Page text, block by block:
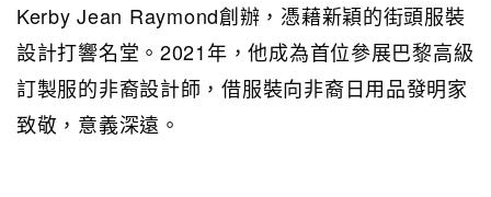
Kerby Jean Raymond創辦，憑藉新穎的街頭服裝
設計打響名堂。2021年，他成為首位參展巴黎高級
訂製服的非裔設計師，借服裝向非裔日用品發明家
致敬，意義深遠。